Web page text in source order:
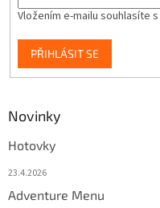
Vložením e-mailu souhlasíte s
PŘIHLÁSIT SE
Novinky
Hotovky
23.4.2026
Adventure Menu